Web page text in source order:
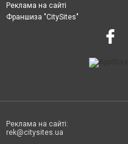
Реклама на сайті
Франшиза "CitySites"
Реклама на сайті:
rek@citysites.ua